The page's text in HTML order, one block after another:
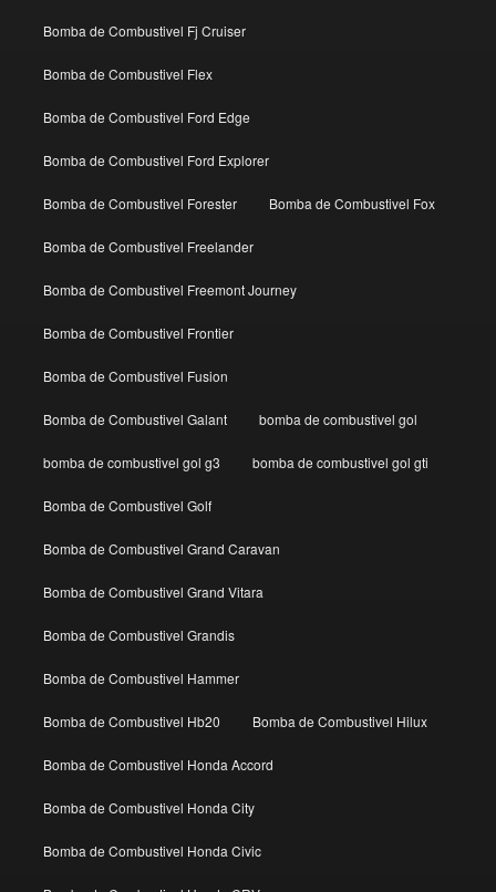
Bomba de Combustivel Fj Cruiser
Bomba de Combustivel Flex
Bomba de Combustivel Ford Edge
Bomba de Combustivel Ford Explorer
Bomba de Combustivel Forester Bomba de Combustivel Fox
Bomba de Combustivel Freelander
Bomba de Combustivel Freemont Journey
Bomba de Combustivel Frontier
Bomba de Combustivel Fusion
Bomba de Combustivel Galant bomba de combustivel gol
bomba de combustivel gol g3 bomba de combustivel gol gti
Bomba de Combustivel Golf
Bomba de Combustivel Grand Caravan
Bomba de Combustivel Grand Vitara
Bomba de Combustivel Grandis
Bomba de Combustivel Hammer
Bomba de Combustivel Hb20 Bomba de Combustivel Hilux
Bomba de Combustivel Honda Accord
Bomba de Combustivel Honda City
Bomba de Combustivel Honda Civic